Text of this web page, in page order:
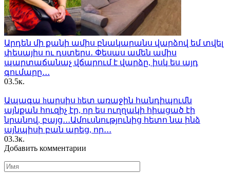
Արդեն մի քանի ամիս բնակարանս վարձով եմ տվել
փեսայիս ու դստերս․ Փեսաս ամեն ամիս
պարտաճանաչ վճարում է վարձը, իսկ ես այդ
գումարը․․․
03.5к.
Ապագա hարսիս hետ առաջին հանդիպումն
այնքան հուզիչ էր, որ ես ուղղակի հիացած էի
նրանով, բայց․․․Ամուսնությունից հետո նա ինձ
այնպիսի բան արեց, որ․․․
03.3к.
Добавить комментарии
Имя